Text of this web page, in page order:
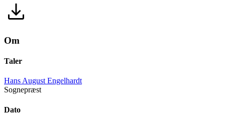
Om
Taler
Hans August Engelhardt
Sognepræst
Dato